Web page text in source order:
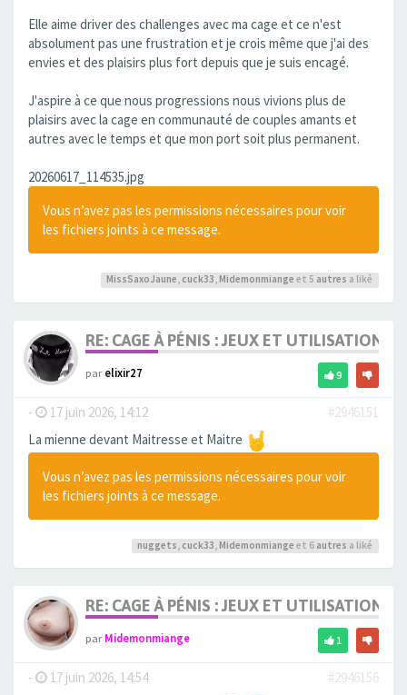
Elle aime driver des challenges avec ma cage et ce n'est
absolument pas une frustration et je crois même que j'ai des
envies et des plaisirs plus fort depuis que je suis encagé.
J'aspire à ce que nous progressions nous vivions plus de
plaisirs avec la cage en communauté de couples amants et
autres avec le temps et que mon port soit plus permanent.
20260617_114535.jpg
Vous n’avez pas les permissions nécessaires pour voir
les fichiers joints à ce message.
MissSaxoJaune, cuck33, Midemonmiange et 5 autres a liké
RE: CAGE À PÉNIS : JEUX ET UTILISATION,
parelixir27 9
- 17 juin 2026, 14:12
#2946151
La mienne devant Maitresse et Maitre
Vous n’avez pas les permissions nécessaires pour voir
les fichiers joints à ce message.
nuggets, cuck33, Midemonmiange et 6 autres a liké
RE: CAGE À PÉNIS : JEUX ET UTILISATION,
parMidemonmiange 1
- 17 juin 2026, 14:54
#2946156